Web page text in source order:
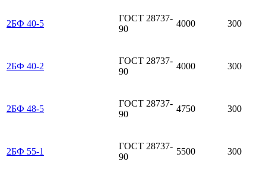
2БФ 40-5
ГОСТ 28737-
90
4000 300
2БФ 40-2
ГОСТ 28737-
90
4000 300
2БФ 48-5
ГОСТ 28737-
90
4750 300
2БФ 55-1
ГОСТ 28737-
90
5500 300